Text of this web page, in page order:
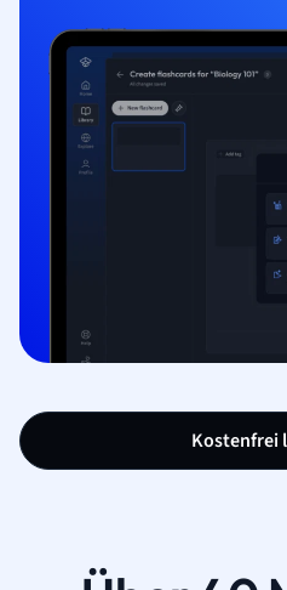
Kostenfrei